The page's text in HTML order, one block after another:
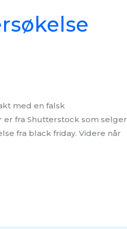
med en falsk
fra Shutterstock som selger
fra black friday. Videre når